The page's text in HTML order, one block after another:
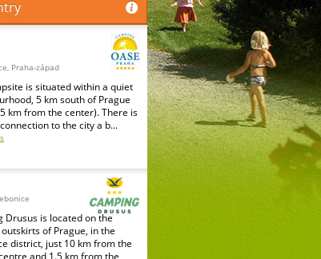
Praha-západ
is situated within a quiet
5 km south of Prague
km from the center). There is
to the city a b...
Drusus is located on the
of Prague, in the
district, just 10 km from the
and 1.5 km from the